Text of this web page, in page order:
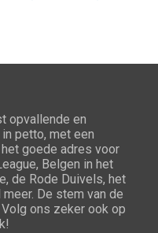
opvallende en
petto, met een
goede adres voor
Belgen in het
de Rode Duivels, het
De stem van de
ons zeker ook op